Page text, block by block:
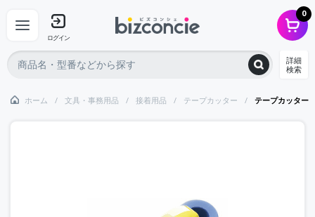
ログイン
0
詳細
検索
ホーム 文具・事務用品 接着用品 テープカッター テープカッタ